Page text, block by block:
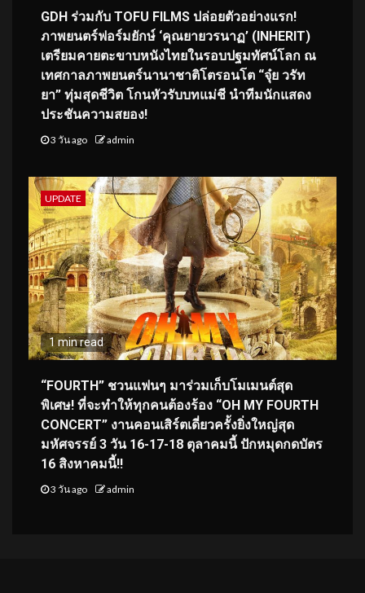
GDH ร่วมกับ TOFU FILMS ปล่อยตัวอย่างแรก!
ภาพยนตร์ฟอร์มยักษ์ ‘คุณยายวรนาฏ’ (INHERIT)
เตรียมคายตะขาบหนังไทยในรอบปฐมทัศน์โลก ณ
เทศกาลภาพยนตร์นานาชาติโตรอนโต “จุ๋ย วรัท
ยา” ทุ่มสุดชีวิต โกนหัวรับบทแม่ชี นำทีมนักแสดง
ประชันความสยอง!
3 วัน ago admin
UPDATE
1 min read
“FOURTH” ชวนแฟนๆ มาร่วมเก็บโมเมนต์สุด
พิเศษ! ที่จะทำให้ทุกคนต้องร้อง “OH MY FOURTH
CONCERT” งานคอนเสิร์ตเดี่ยวครั้งยิ่งใหญ่สุด
มหัศจรรย์ 3 วัน 16-17-18 ตุลาคมนี้ ปักหมุดกดบัตร
16 สิงหาคมนี้!!
3 วัน ago admin